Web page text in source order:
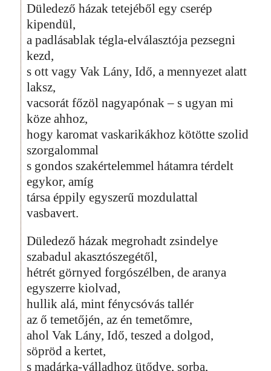
Düledező házak tetejéből egy cserép
kipendül,
a padlásablak tégla-elválasztója pezsegni
kezd,
s ott vagy Vak Lány, Idő, a mennyezet alatt
laksz,
vacsorát főzöl nagyapónak – s ugyan mi
köze ahhoz,
hogy karomat vaskarikákhoz kötötte szolid
szorgalommal
s gondos szakértelemmel hátamra térdelt
egykor, amíg
társa éppily egyszerű mozdulattal
vasbavert.
Düledező házak megrohadt zsindelye
szabadul akasztószegétől,
hétrét görnyed forgószélben, de aranya
egyszerre kiolvad,
hullik alá, mint fénycsóvás tallér
az ő temetőjén, az én temetőmre,
ahol Vak Lány, Idő, teszed a dolgod,
söpröd a kertet,
s madárka-válladhoz ütődve, sorba,